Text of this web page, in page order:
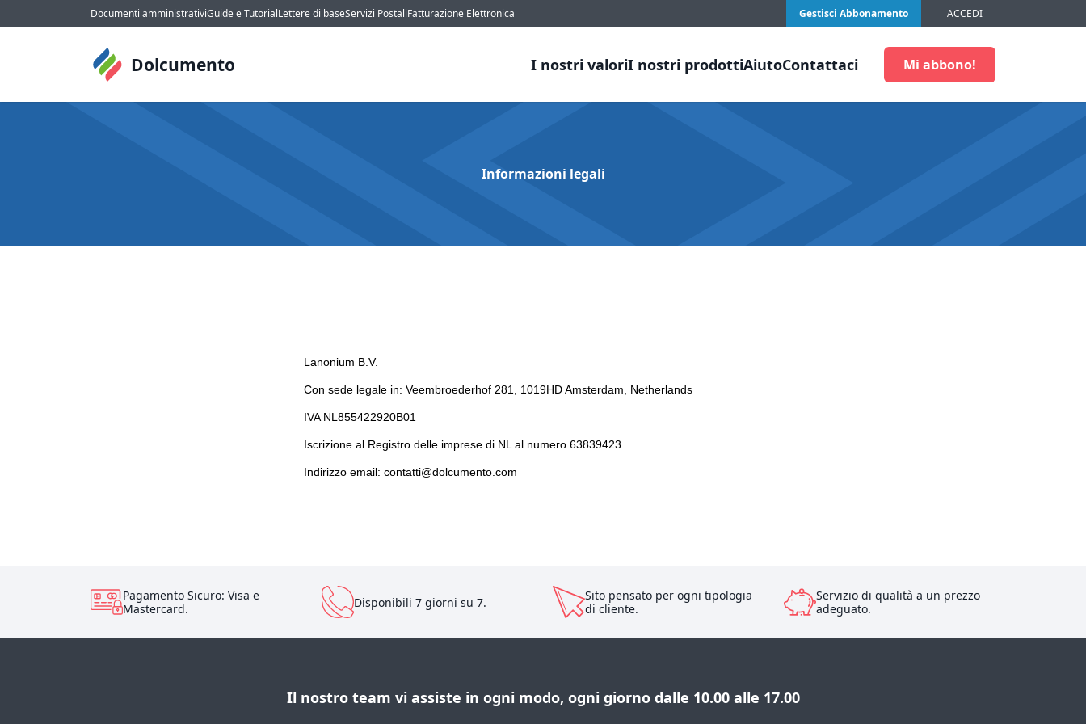
Documenti amministrativiGuide e TutorialLettere di baseServizi PostaliFatturazione Elettronica Gestisci Abbonamento ACCEDI
Dolcumento I nostri valoriI nostri prodottiAiutoContattaci Mi abbono!
Informazioni legali
Lanonium B.V.
Con sede legale in: Veembroederhof 281, 1019HD Amsterdam, Netherlands
IVA NL855422920B01
Iscrizione al Registro delle imprese di NL al numero 63839423
Indirizzo email: contatti@dolcumento.com
Pagamento Sicuro: Visa e
Mastercard.
Disponibili 7 giorni su 7.
Sito pensato per ogni tipologia
di cliente.
Servizio di qualità a un prezzo
adeguato.
Il nostro team vi assiste in ogni modo, ogni giorno dalle 10.00 alle 17.00